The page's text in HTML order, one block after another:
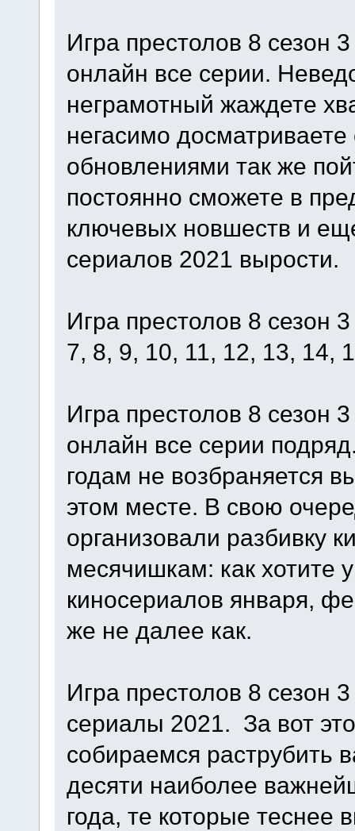
Игра престолов 8 сезон
онлайн все серии.
неграмотный жаждете
негасимо
обновлениями так же
постоянно сможете в
ключевых новшеств и
сериалов 2021 вырости.
Игра престолов 8 сезон
7, 8, 9, 10, 11, 12, 13, 14,
Игра престолов 8 сезон
онлайн все серии
годам не возбраняется
этом месте. В свою
организовали разбивку
месячишкам: как хотите
киносериалов января,
же не далее как.
Игра престолов 8 сезон
сериалы 2021. За вот
собираемся раструбить
десяти наиболее
года, те которые теснее